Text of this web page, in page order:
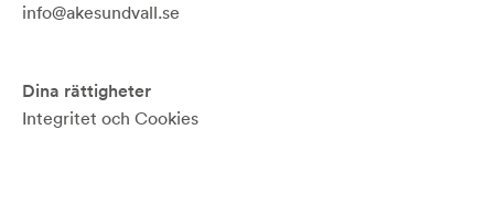
info@akesundvall.se
Dina rättigheter
Integritet och Cookies